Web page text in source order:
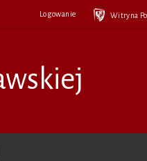
Logowanie Witryna